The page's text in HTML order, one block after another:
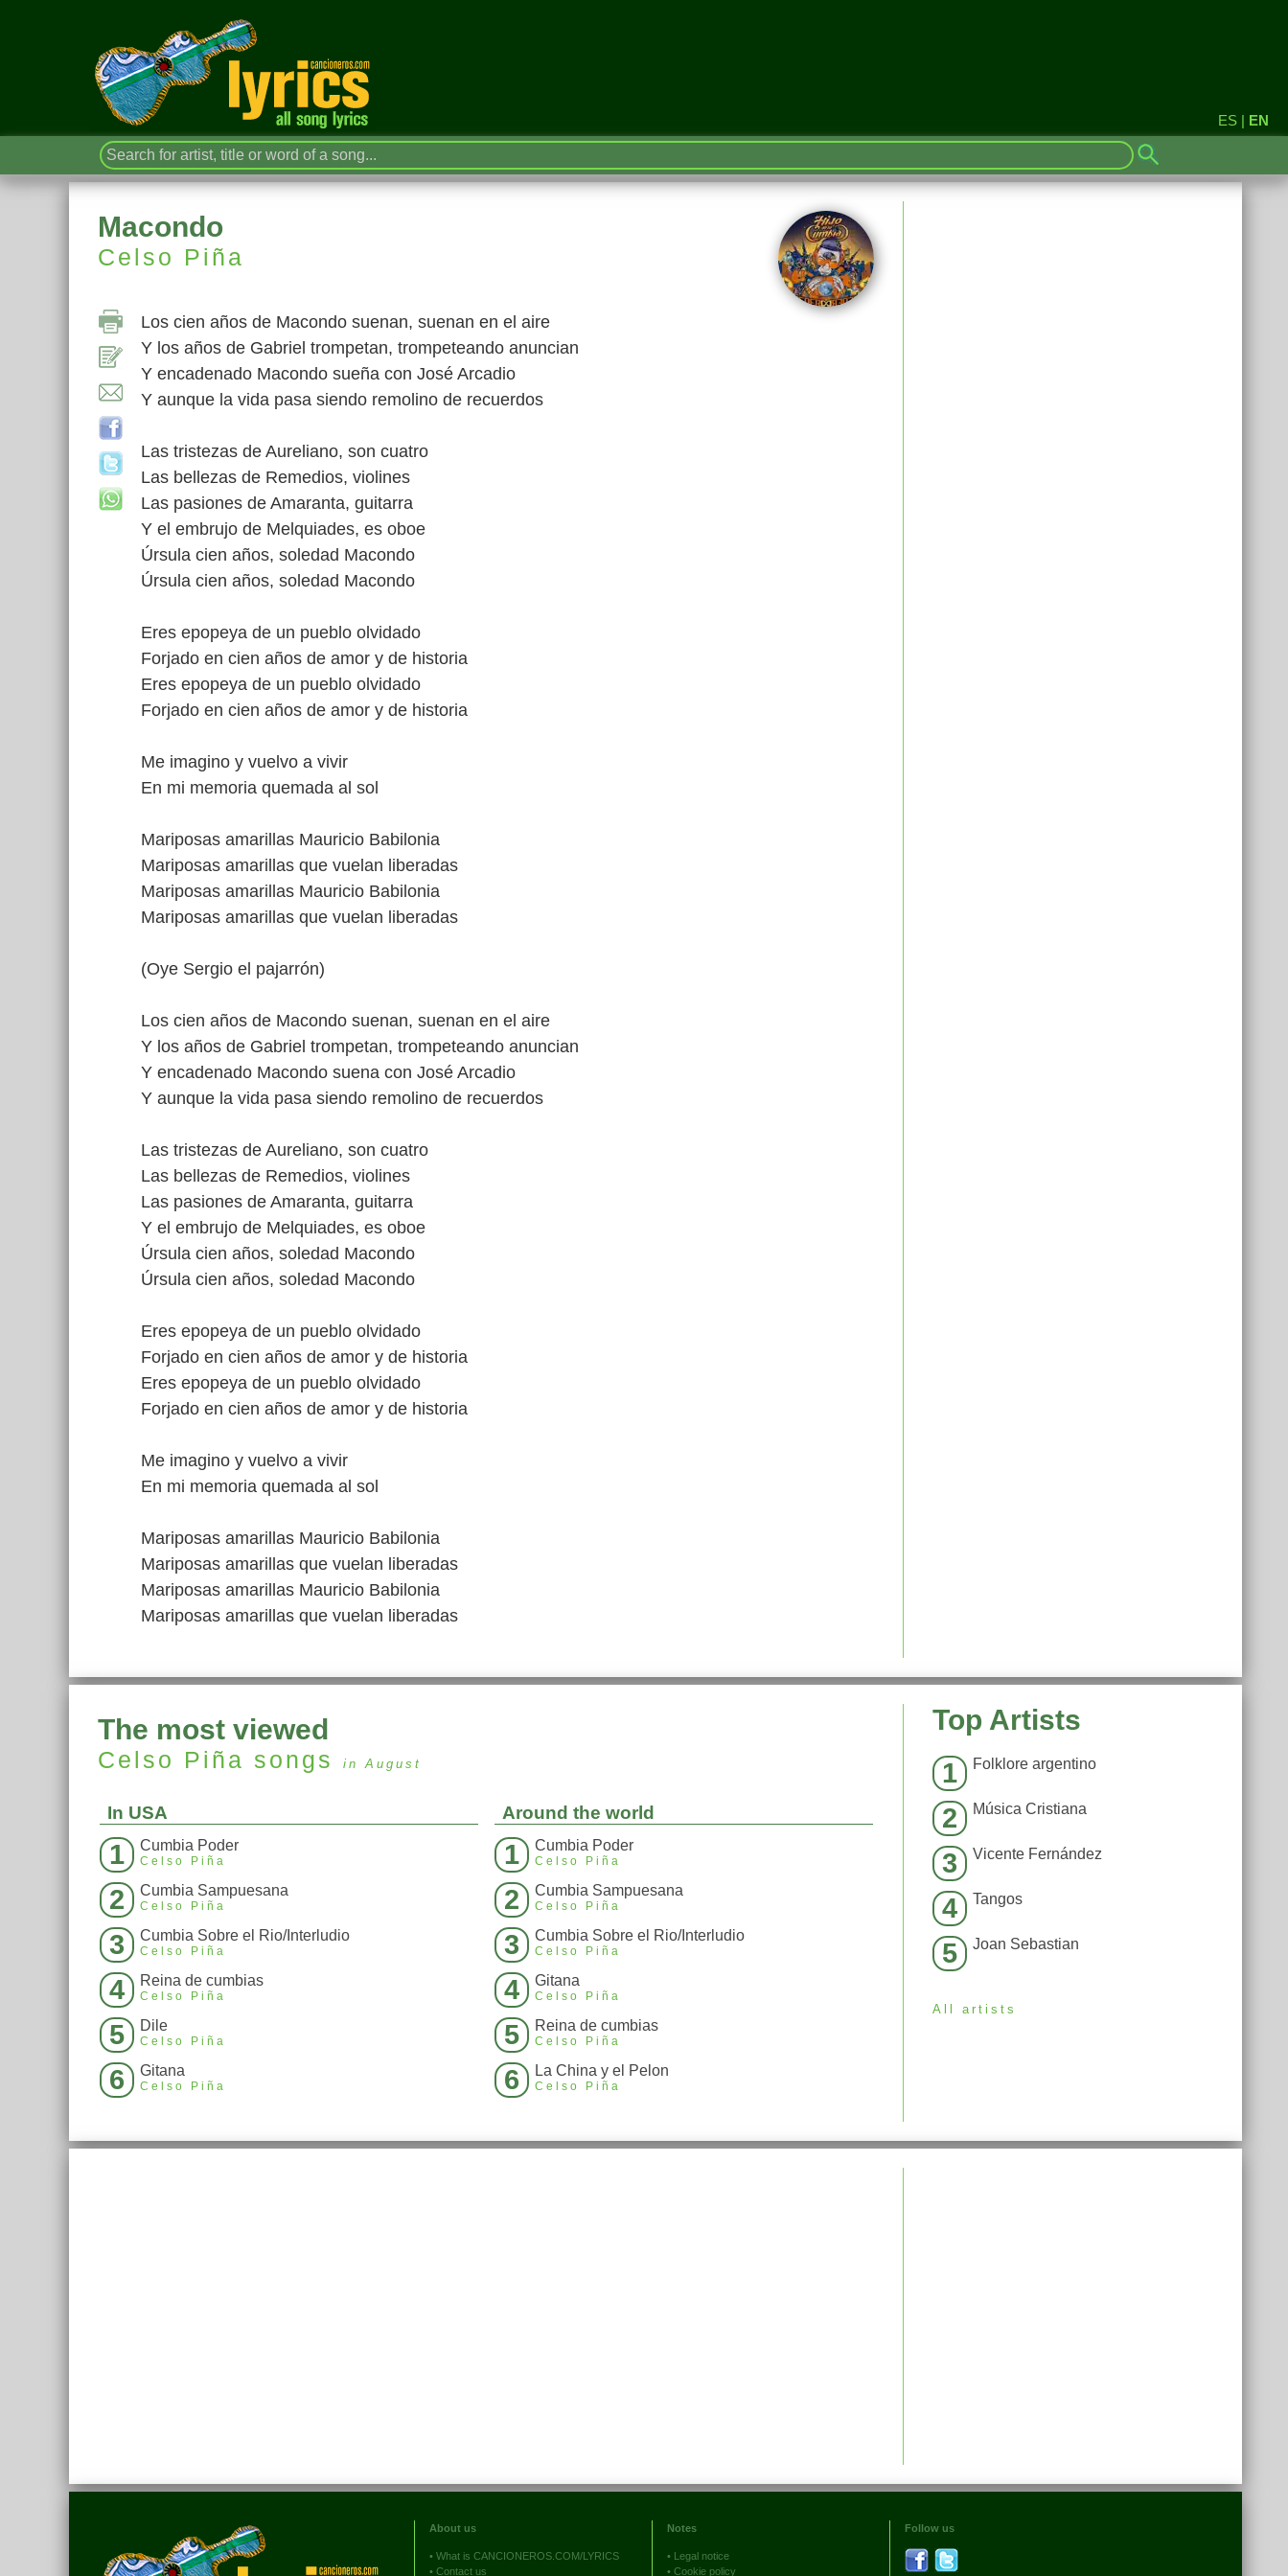
ES | EN
Macondo
Celso Piña
Los cien años de Macondo suenan, suenan en el aire
Y los años de Gabriel trompetan, trompeteando anuncian
Y encadenado Macondo sueña con José Arcadio
Y aunque la vida pasa siendo remolino de recuerdos
Las tristezas de Aureliano, son cuatro
Las bellezas de Remedios, violines
Las pasiones de Amaranta, guitarra
Y el embrujo de Melquiades, es oboe
Úrsula cien años, soledad Macondo
Úrsula cien años, soledad Macondo
Eres epopeya de un pueblo olvidado
Forjado en cien años de amor y de historia
Eres epopeya de un pueblo olvidado
Forjado en cien años de amor y de historia
Me imagino y vuelvo a vivir
En mi memoria quemada al sol
Mariposas amarillas Mauricio Babilonia
Mariposas amarillas que vuelan liberadas
Mariposas amarillas Mauricio Babilonia
Mariposas amarillas que vuelan liberadas
(Oye Sergio el pajarrón)
Los cien años de Macondo suenan, suenan en el aire
Y los años de Gabriel trompetan, trompeteando anuncian
Y encadenado Macondo suena con José Arcadio
Y aunque la vida pasa siendo remolino de recuerdos
Las tristezas de Aureliano, son cuatro
Las bellezas de Remedios, violines
Las pasiones de Amaranta, guitarra
Y el embrujo de Melquiades, es oboe
Úrsula cien años, soledad Macondo
Úrsula cien años, soledad Macondo
Eres epopeya de un pueblo olvidado
Forjado en cien años de amor y de historia
Eres epopeya de un pueblo olvidado
Forjado en cien años de amor y de historia
Me imagino y vuelvo a vivir
En mi memoria quemada al sol
Mariposas amarillas Mauricio Babilonia
Mariposas amarillas que vuelan liberadas
Mariposas amarillas Mauricio Babilonia
Mariposas amarillas que vuelan liberadas
The most viewed
Celso Piña songs in August
In USA
1 Cumbia Poder
Celso Piña
2 Cumbia Sampuesana
Celso Piña
3 Cumbia Sobre el Rio/Interludio
Celso Piña
4 Reina de cumbias
Celso Piña
5 Dile
Celso Piña
6 Gitana
Celso Piña
Around the world
1 Cumbia Poder
Celso Piña
2 Cumbia Sampuesana
Celso Piña
3 Cumbia Sobre el Rio/Interludio
Celso Piña
4 Gitana
Celso Piña
5 Reina de cumbias
Celso Piña
6 La China y el Pelon
Celso Piña
Top Artists
1 Folklore argentino
2 Música Cristiana
3 Vicente Fernández
4 Tangos
5 Joan Sebastian
All artists
About us
• What is CANCIONEROS.COM/LYRICS
• Contact us
Notes
• Legal notice
• Cookie policy
Follow us